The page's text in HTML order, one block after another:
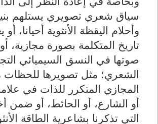
سياق شعري تصويري يستلهم
وأحلام اليقظة الأنثوية أحيانا، أو
تاريخ المتكلمة بصورة مجازية،
صوتها في النسق السيميائي
الشعري؛ مثل تصويرها للحظات
المجازي المتكرر للذات في
أو الشارع، أو الحائط، أو ضمن
التي تذكرنا بشاعرية الطاقة